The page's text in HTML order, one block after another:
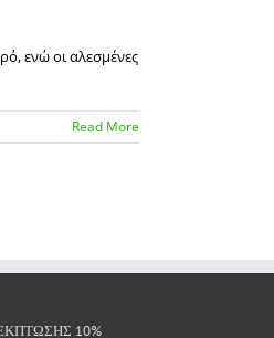
ενώ οι αλεσμένες
Read More
10%